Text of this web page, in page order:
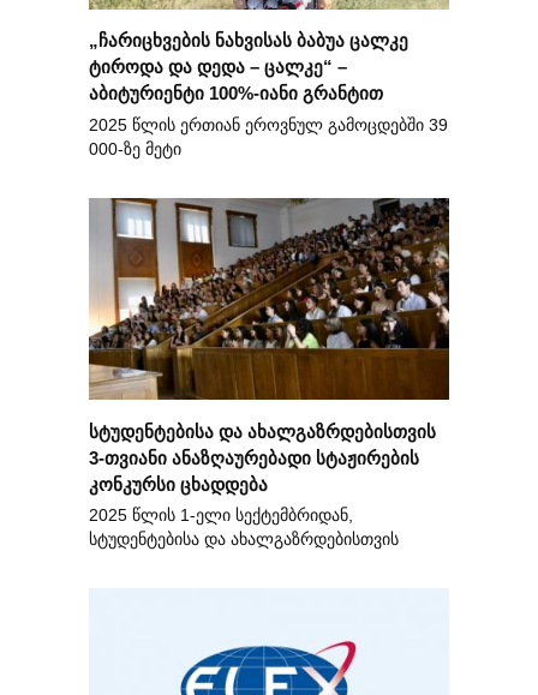
„ჩარიცხვების ნახვისას ბაბუა ცალკე
ტიროდა და დედა – ცალკე“ –
აბიტურიენტი 100%-იანი გრანტით
2025 წლის ერთიან ეროვნულ გამოცდებში 39
000-ზე მეტი
სტუდენტებისა და ახალგაზრდებისთვის
3-თვიანი ანაზღაურებადი სტაჟირების
კონკურსი ცხადდება
2025 წლის 1-ელი სექტემბრიდან,
სტუდენტებისა და ახალგაზრდებისთვის